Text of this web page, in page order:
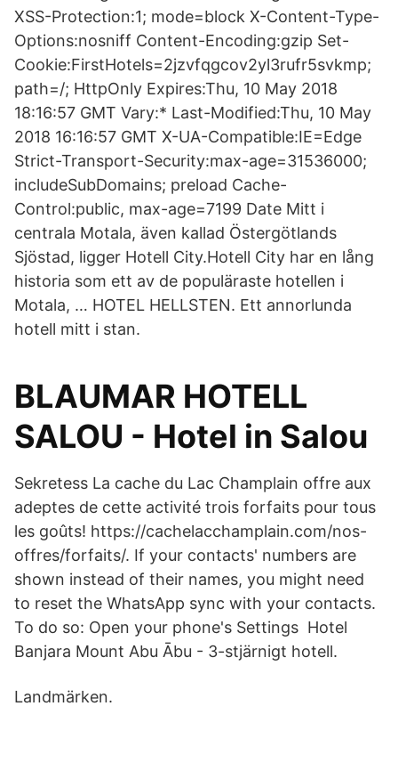
XSS-Protection:1; mode=block X-Content-Type-
Options:nosniff Content-Encoding:gzip Set-
Cookie:FirstHotels=2jzvfqgcov2yl3rufr5svkmp;
path=/; HttpOnly Expires:Thu, 10 May 2018
18:16:57 GMT Vary:* Last-Modified:Thu, 10 May
2018 16:16:57 GMT X-UA-Compatible:IE=Edge
Strict-Transport-Security:max-age=31536000;
includeSubDomains; preload Cache-
Control:public, max-age=7199 Date Mitt i
centrala Motala, även kallad Östergötlands
Sjöstad, ligger Hotell City.Hotell City har en lång
historia som ett av de populäraste hotellen i
Motala, … HOTEL HELLSTEN. Ett annorlunda
hotell mitt i stan.
BLAUMAR HOTELL
SALOU - Hotel in Salou
Sekretess La cache du Lac Champlain offre aux
adeptes de cette activité trois forfaits pour tous
les goûts! https://cachelacchamplain.com/nos-
offres/forfaits/. If your contacts' numbers are
shown instead of their names, you might need
to reset the WhatsApp sync with your contacts.
To do so: Open your phone's Settings Hotel
Banjara Mount Abu Ābu - 3-stjärnigt hotell.
Landmärken.